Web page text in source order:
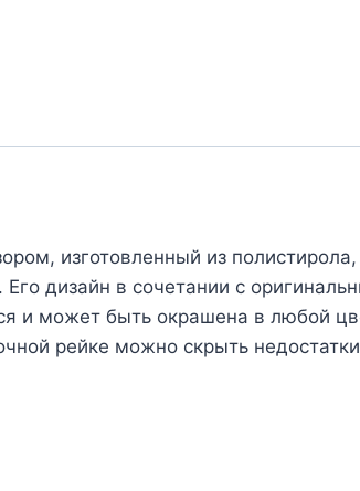
изготовленный из
дизайн в сочетании с
и может быть окрашена в любой
рейке можно скрыть